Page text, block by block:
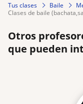
Tus clases Baile
clases de baile
Otros
que pueden